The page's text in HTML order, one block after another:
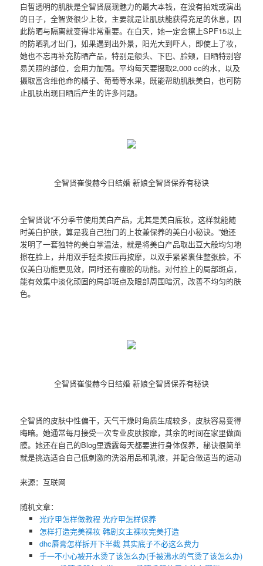
白皙透明的肌肤是全智贤展现魅力的最大本钱，在没有拍戏或演出
的日子，全智贤很少上妆，主要就是让肌肤能获得充足的休息，因
此防晒与隔离就变得非常重要。在白天，她一定会擦上SPF15以上
的防晒乳才出门，如果遇到出外景，阳光大到吓人，即使上了妆，
她也不忘再补充防晒产品，特别是额头、下巴、脸颊，日晒特别容
易关照的部位，会用力加强。平均每天要摄取2,000 cc的水，以及
摄取富含维他命的橘子、葡萄等水果，既能帮助肌肤美白，也可防
止肌肤出现日晒后产生的许多问题。
全智贤崔俊赫今日结婚 新娘全智贤保养有秘诀
全智贤说“不分季节使用美白产品，尤其是美白底妆，这样就能随
时美白护肤，算是我自己独门的上妆兼保养的美白小秘诀。”她还
发明了一套独特的美白掌温法，就是将美白产品取出豆大般均匀地
擦在脸上，并用双手轻柔按压再按摩，以双手紧紧裹住整张脸，不
仅美白功能更见效，同时还有瘦脸的功能。对付脸上的局部斑点，
能有效集中淡化顽固的局部斑点及眼部周围暗沉，改善不均匀的肤
色。
全智贤崔俊赫今日结婚 新娘全智贤保养有秘诀
全智贤的皮肤中性偏干，天气干燥时角质生成较多，皮肤容易变得
晦暗。她通常每月接受一次专业皮肤按摩，其余的时间在家里做面
膜。她还在自己的Blog里透露每天都要进行身体保养，秘诀很简单
就是挑选适合自己低刺激的洗浴用品和乳液，并配合做适当的运动
来源：互联网
随机文章：
光疗甲怎样做教程 ​光疗甲怎样保养
怎样打造完美裸妆 韩剧女主裸妆完美打造
dhc唇膏怎样拆开下半截 其实底子不必这么费力
手一不小心被开水烫了该怎么办(手被沸水的气烫了该怎么办)